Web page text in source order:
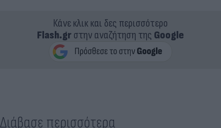
Κάνε κλικ και δες περισσότερο
Flash.grστην αναζήτηση της Google
Διάβασε περισσότερα